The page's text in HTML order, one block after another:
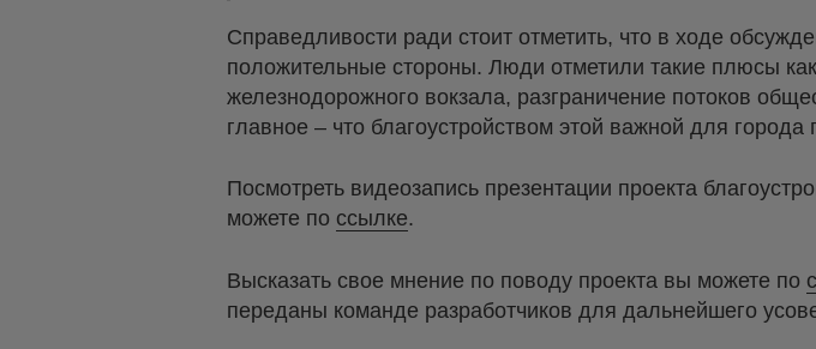
Справедливости ради стоит отметить, что в ходе
положительные стороны. Люди отметили такие плюсы
железнодорожного вокзала, разграничение потоков
главное – что благоустройством этой важной для
Посмотреть видеозапись презентации проекта
можете по ссылке.
Высказать свое мнение по поводу проекта вы можете по
переданы команде разработчиков для дальнейшего